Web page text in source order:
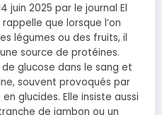
juin 2025 par le journal El
que lorsque l’on
légumes ou des fruits, il
source de protéines.
glucose dans le sang et
souvent provoqués par
glucides. Elle insiste aussi
de jambon ou un